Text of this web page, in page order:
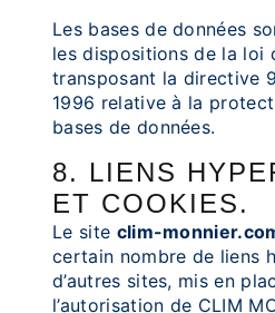
Les bases de données
les dispositions de la loi
transposant la directive
1996 relative à la
bases de données.
8. LIENS
ET COOKIES.
Le site clim-
certain nombre de liens
d’autres sites, mis en
l’autorisation de CLIM